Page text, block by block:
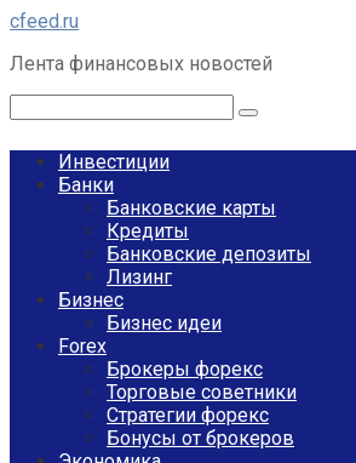
Перейти
контенту
cfeed.ru
Лента финансовых новостей
Инвестиции
Банки
Банковские карты
Кредиты
Банковские депозиты
Лизинг
Бизнес
Бизнес идеи
Forex
Брокеры форекс
Торговые советники
Стратегии форекс
Бонусы от брокеров